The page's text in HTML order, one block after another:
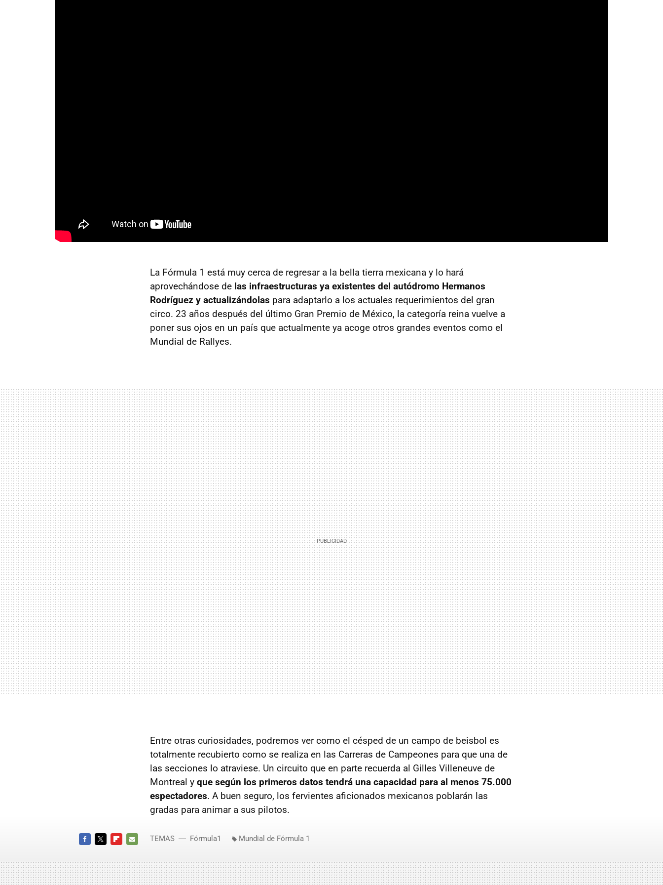
La Fórmula 1 está muy cerca de regresar a la bella tierra mexicana y lo hará
aprovechándose de las infraestructuras ya existentes del autódromo Hermanos
Rodríguez y actualizándolas para adaptarlo a los actuales requerimientos del gran
circo. 23 años después del último Gran Premio de México, la categoría reina vuelve a
poner sus ojos en un país que actualmente ya acoge otros grandes eventos como el
Mundial de Rallyes.
Entre otras curiosidades, podremos ver como el césped de un campo de beisbol es
totalmente recubierto como se realiza en las Carreras de Campeones para que una de
las secciones lo atraviese. Un circuito que en parte recuerda al Gilles Villeneuve de
Montreal y que según los primeros datos tendrá una capacidad para al menos 75.000
espectadores. A buen seguro, los fervientes aficionados mexicanos poblarán las
gradas para animar a sus pilotos.
MAIL
TEMAS Fórmula1 Mundial de Fórmula 1